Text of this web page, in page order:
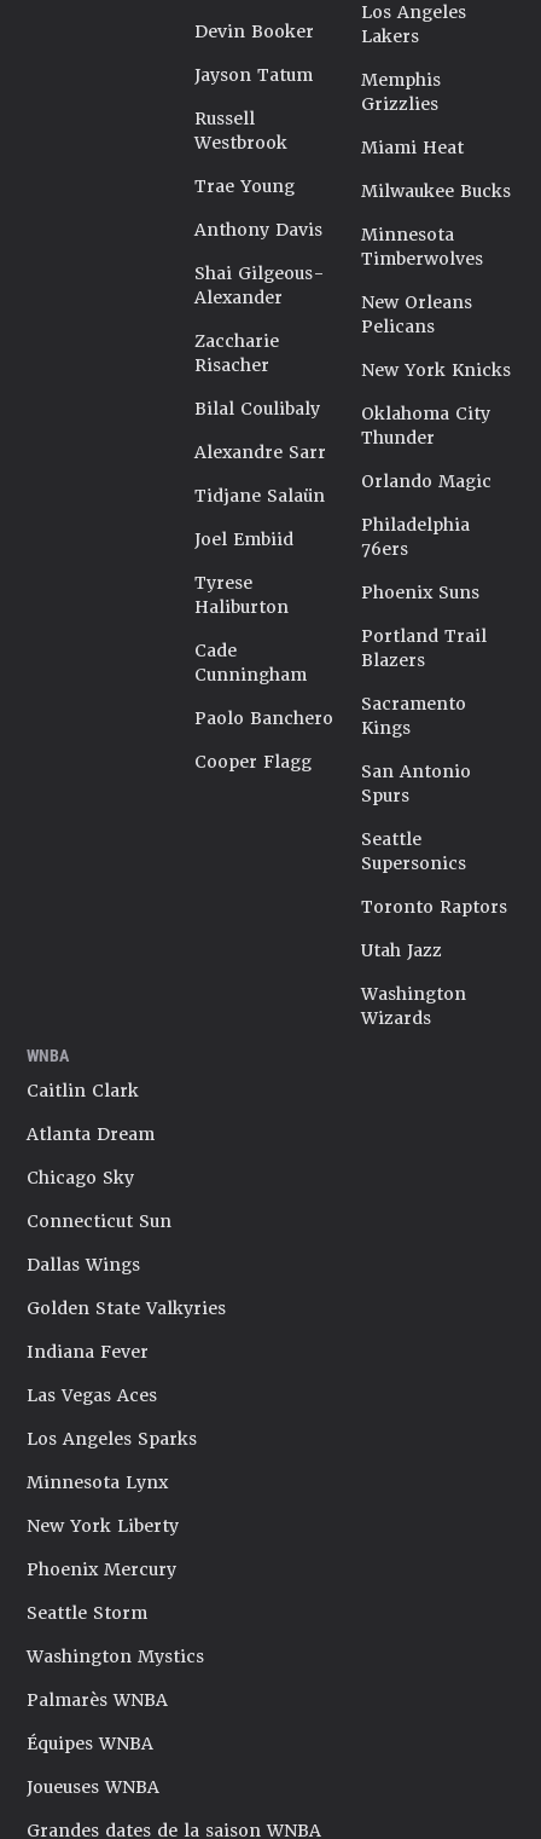
Devin Booker
Jayson Tatum
Russell
Westbrook
Trae Young
Anthony Davis
Shai Gilgeous-
Alexander
Zaccharie
Risacher
Bilal Coulibaly
Alexandre Sarr
Tidjane Salaün
Joel Embiid
Tyrese
Haliburton
Cade
Cunningham
Paolo Banchero
Cooper Flagg
Los Angeles
Lakers
Memphis
Grizzlies
Miami Heat
Milwaukee Bucks
Minnesota
Timberwolves
New Orleans
Pelicans
New York Knicks
Oklahoma City
Thunder
Orlando Magic
Philadelphia
76ers
Phoenix Suns
Portland Trail
Blazers
Sacramento
Kings
San Antonio
Spurs
Seattle
Supersonics
Toronto Raptors
Utah Jazz
Washington
Wizards
WNBA
Caitlin Clark
Atlanta Dream
Chicago Sky
Connecticut Sun
Dallas Wings
Golden State Valkyries
Indiana Fever
Las Vegas Aces
Los Angeles Sparks
Minnesota Lynx
New York Liberty
Phoenix Mercury
Seattle Storm
Washington Mystics
Palmarès WNBA
Équipes WNBA
Joueuses WNBA
Grandes dates de la saison WNBA